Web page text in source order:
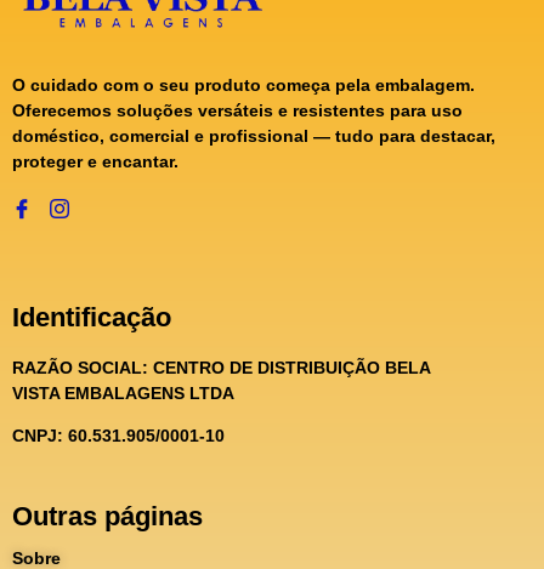
O cuidado com o seu produto começa pela embalagem.
Oferecemos soluções versáteis e resistentes para uso
doméstico, comercial e profissional — tudo para destacar,
proteger e encantar.
Identificação
RAZÃO SOCIAL: CENTRO DE DISTRIBUIÇÃO BELA
VISTA EMBALAGENS LTDA
CNPJ: 60.531.905/0001-10
Outras páginas
Sobre